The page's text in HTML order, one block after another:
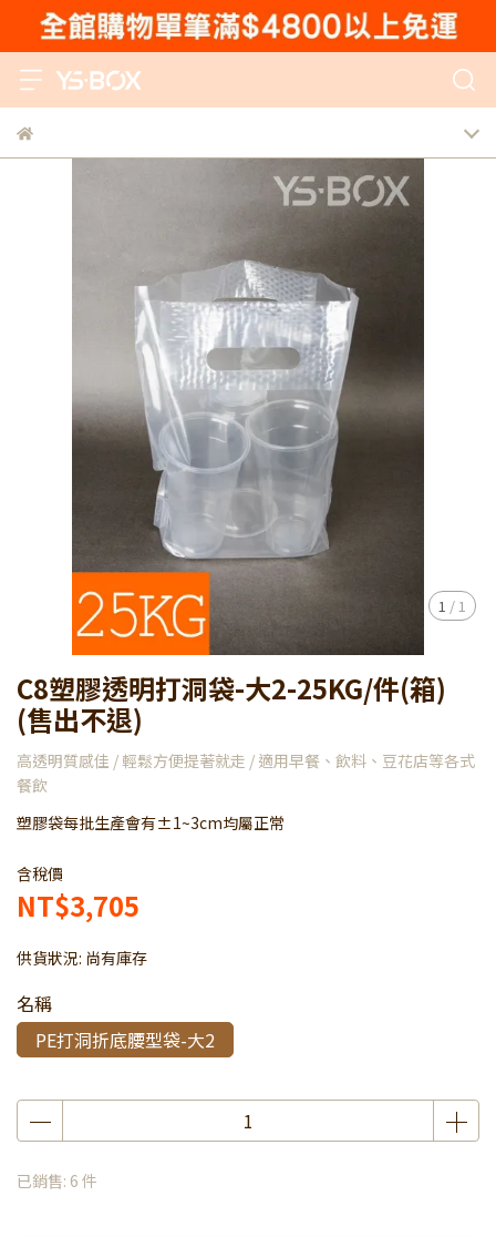
1 / 1
C8塑膠透明打洞袋-大2-25KG/件(箱)
(售出不退)
高透明質感佳 / 輕鬆方便提著就走 / 適用早餐、飲料、豆花店等各式
餐飲
塑膠袋每批生產會有±1~3cm均屬正常
含稅價
NT$3,705
供貨狀況: 尚有庫存
名稱
PE打洞折底腰型袋-大2
已銷售: 6 件